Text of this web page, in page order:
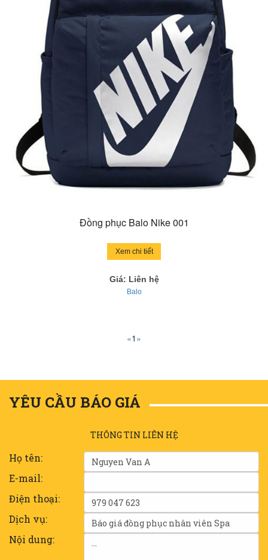
Đồng phục Balo Nike 001
Xem chi tiết
Giá: Liên hệ
Balo
«1 »
YÊU CẦU BÁO GIÁ
THÔNG TIN LIÊN HỆ
Họ tên:
E-mail:
Điện thoại:
Dịch vụ:
Nội dung: